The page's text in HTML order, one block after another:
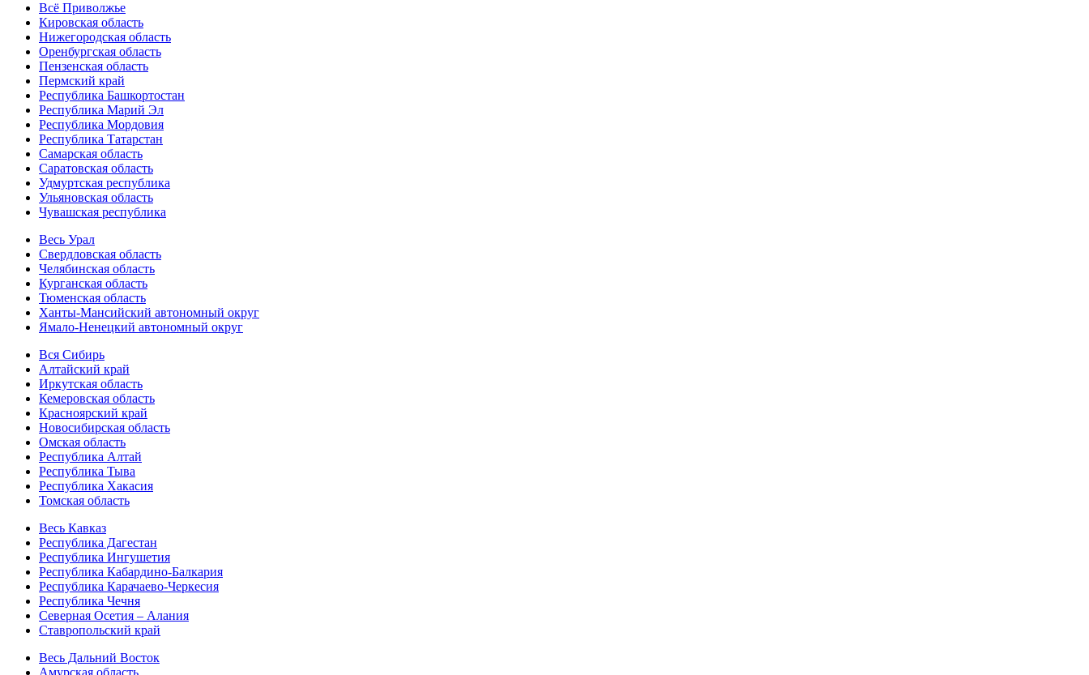
Всё Приволжье
Кировская область
Нижегородская область
Оренбургская область
Пензенская область
Пермский край
Республика Башкортостан
Республика Марий Эл
Республика Мордовия
Республика Татарстан
Самарская область
Саратовская область
Удмуртская республика
Ульяновская область
Чувашская республика
Весь Урал
Свердловская область
Челябинская область
Курганская область
Тюменская область
Ханты-Мансийский автономный округ
Ямало-Ненецкий автономный округ
Вся Сибирь
Алтайский край
Иркутская область
Кемеровская область
Красноярский край
Новосибирская область
Омская область
Республика Алтай
Республика Тыва
Республика Хакасия
Томская область
Весь Кавказ
Республика Дагестан
Республика Ингушетия
Республика Кабардино-Балкария
Республика Карачаево-Черкесия
Республика Чечня
Северная Осетия – Алания
Ставропольский край
Весь Дальний Восток
Амурская область